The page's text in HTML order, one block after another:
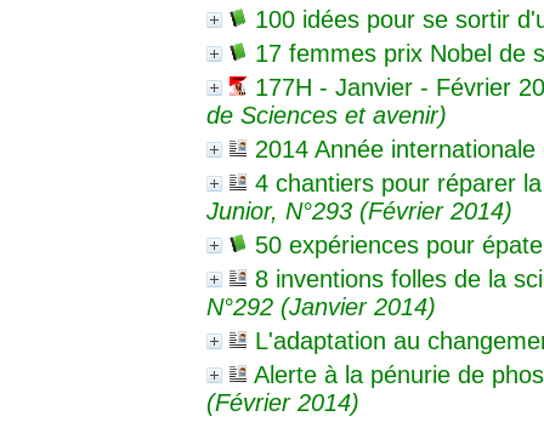
100 idées pour se sortir
17 femmes prix Nobel de
177H - Janvier - Février
de Sciences et avenir)
2014 Année
4 chantiers pour réparer
Junior, N°293 (Février 2014)
50 expériences pour
8 inventions folles de la
N°292 (Janvier 2014)
L'adaptation au
Alerte à la pénurie de
(Février 2014)